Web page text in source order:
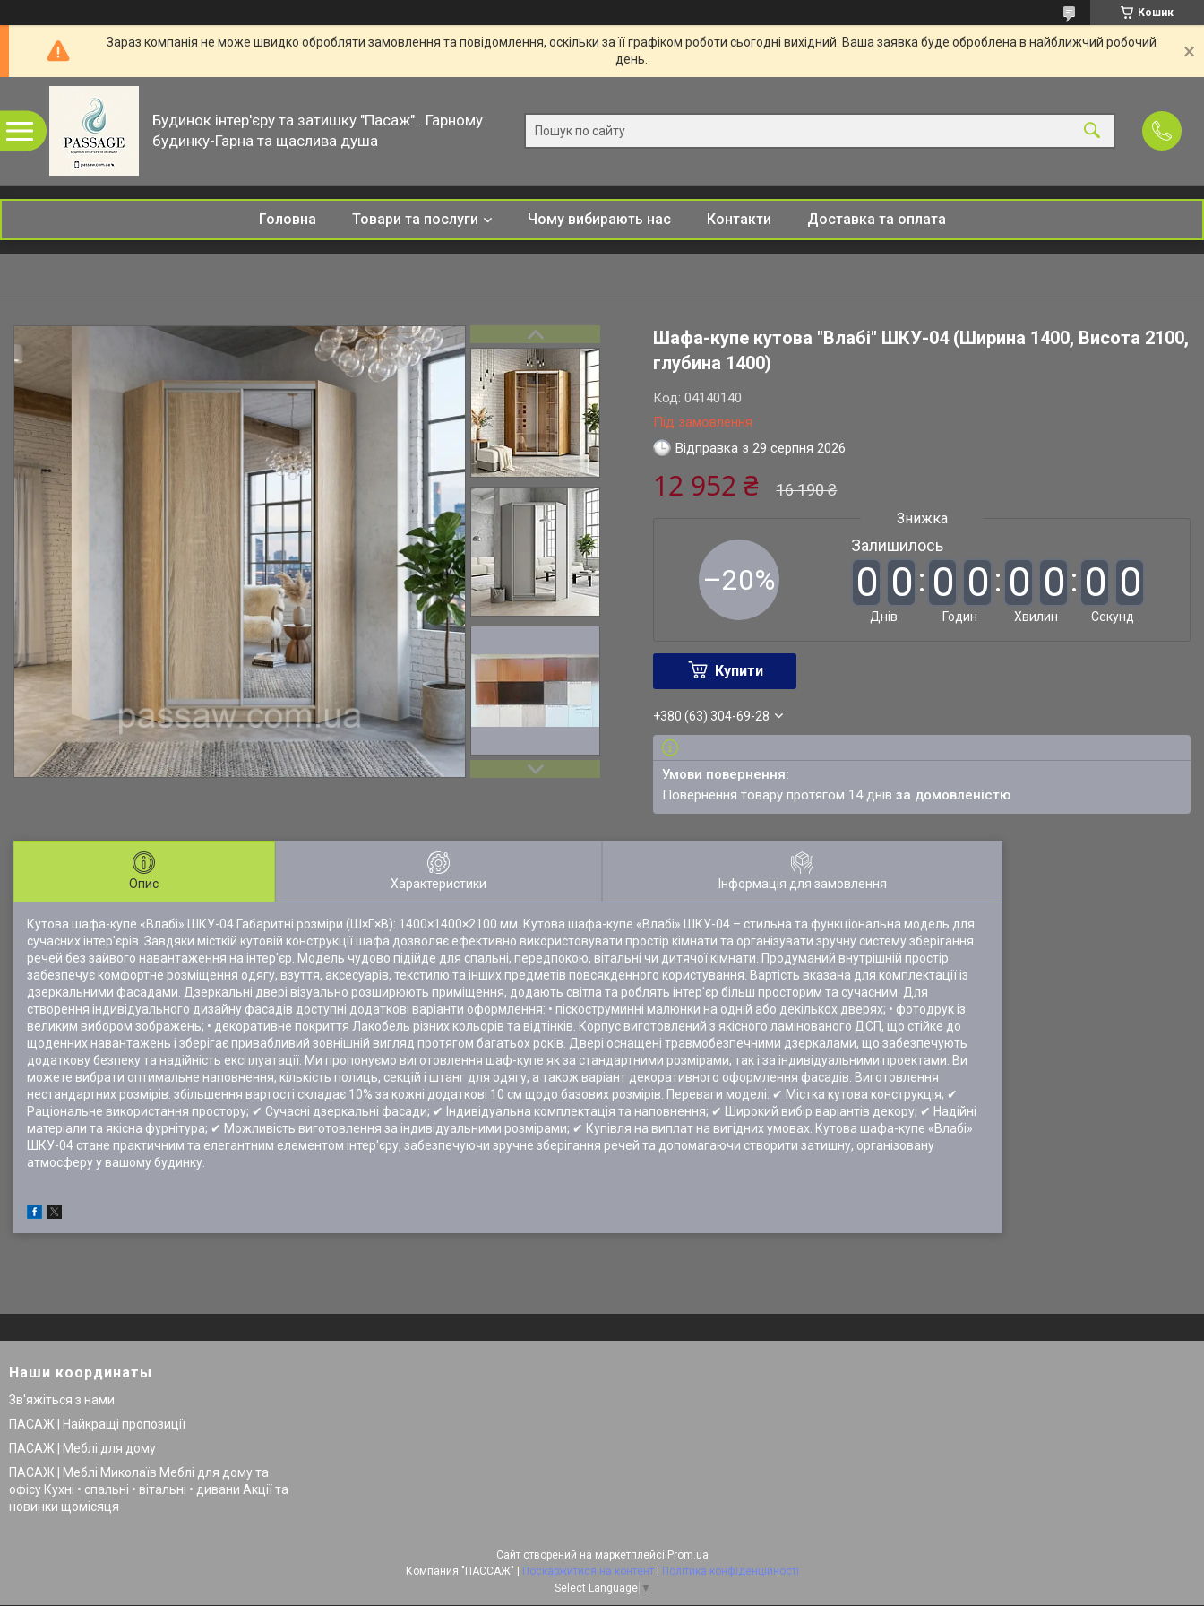
Кошик
Зараз компанія не може швидко обробляти замовлення та повідомлення, оскільки за її графіком роботи сьогодні вихідний. Ваша заявка буде оброблена в найближчий робочий
день.
Будинок інтер'єру та затишку "Пасаж" . Гарному
будинку-Гарна та щаслива душа
Головна Товари та послуги Чому вибирають нас Контакти Доставка та оплата
Шафа-купе кутова "Влабі" ШКУ-04 (Ширина 1400, Висота 2100,
глубина 1400)
Під замовлення
Код:04140140
Відправка з 29 серпня 2026
16 190 ₴
12 952 ₴
–20%
Залишилось
0 0
Днів
0 0
Годин
0 0
Хвилин
0 0
Секунд
Купити
+380 (63) 304-69-28
повернення товару протягом 14 днівза домовленістю
Опис Характеристики Інформація для замовлення
Кутова шафа-купе «Влабі» ШКУ-04 Габаритні розміри (Ш×Г×В): 1400×1400×2100 мм. Кутова шафа-купе «Влабі» ШКУ-04 – стильна та функціональна модель для
сучасних інтер'єрів. Завдяки місткій кутовій конструкції шафа дозволяє ефективно використовувати простір кімнати та організувати зручну систему зберігання
речей без зайвого навантаження на інтер'єр. Модель чудово підійде для спальні, передпокою, вітальні чи дитячої кімнати. Продуманий внутрішній простір
забезпечує комфортне розміщення одягу, взуття, аксесуарів, текстилю та інших предметів повсякденного користування. Вартість вказана для комплектації із
дзеркальними фасадами. Дзеркальні двері візуально розширюють приміщення, додають світла та роблять інтер'єр більш просторим та сучасним. Для
створення індивідуального дизайну фасадів доступні додаткові варіанти оформлення: • піскоструминні малюнки на одній або декількох дверях; • фотодрук із
великим вибором зображень; • декоративне покриття Лакобель різних кольорів та відтінків. Корпус виготовлений з якісного ламінованого ДСП, що стійке до
щоденних навантажень і зберігає привабливий зовнішній вигляд протягом багатьох років. Двері оснащені травмобезпечними дзеркалами, що забезпечують
додаткову безпеку та надійність експлуатації. Ми пропонуємо виготовлення шаф-купе як за стандартними розмірами, так і за індивідуальними проектами. Ви
можете вибрати оптимальне наповнення, кількість полиць, секцій і штанг для одягу, а також варіант декоративного оформлення фасадів. Виготовлення
нестандартних розмірів: збільшення вартості складає 10% за кожні додаткові 10 см щодо базових розмірів. Переваги моделі: ✔ Містка кутова конструкція; ✔
Раціональне використання простору; ✔ Сучасні дзеркальні фасади; ✔ Індивідуальна комплектація та наповнення; ✔ Широкий вибір варіантів декору; ✔ Надійні
матеріали та якісна фурнітура; ✔ Можливість виготовлення за індивідуальними розмірами; ✔ Купівля на виплат на вигідних умовах. Кутова шафа-купе «Влабі»
ШКУ-04 стане практичним та елегантним елементом інтер'єру, забезпечуючи зручне зберігання речей та допомагаючи створити затишну, організовану
атмосферу у вашому будинку.
Наши координаты
Зв'яжіться з нами
ПАСАЖ | Найкращі пропозиції
ПАСАЖ | Меблі для дому
ПАСАЖ | Меблі Миколаїв Меблі для дому та
офісу Кухні • спальні • вітальні • дивани Акції та
новинки щомісяця
Сайт створений на маркетплейсі Prom.ua
Поскаржитися на контент
Політика конфіденційності
Select Language ▼